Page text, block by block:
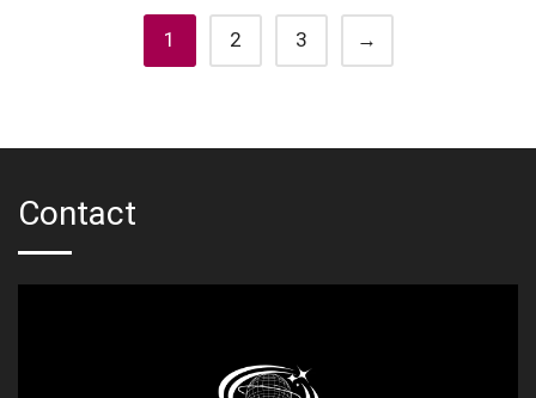
lei161.00.
fost:
1 2 3 →
Contact